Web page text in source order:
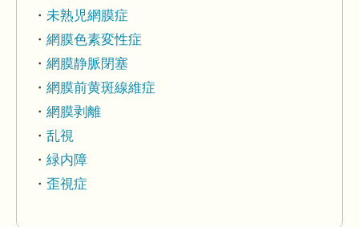
未熟児網膜症
網膜色素変性症
網膜静脈閉塞
網膜前黄斑線維症
網膜剥離
乱視
緑内障
歪視症